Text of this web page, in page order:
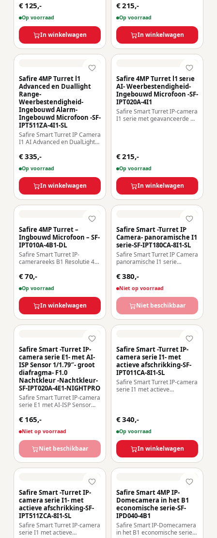
megapixel (2566×1440) Lens
microfoon | Detectiebereik 30
m AI: Classificatie van mens
en voertuig IP67 Waterdicht |
PoE (IEEE802.3af) | P2P
€ 125,-
Op voorraad
In winkelwagen
Gemotoriseerde lens
AI: Classificatie van mens en
voertuig Weerbestendigheid
IP67 | PoE (IEEE802.3af) |
P2P
€ 215,-
Op voorraad
In winkelwagen
Safire 4MP Turret l1
Advanced en Duallight
Range-
Weerbestendigheid-
Ingebouwd Alarm-
Ingebouwd Microfoon -SF-
IPT511ZA-4I1-SL
Safire Smart Turret IP Camera
I1 AI Advanced en DualLight
(2688×1520) Gemotoriseerde
WL 30m Geavanceerde AI:
Edge, Facial, Tellen, Metadata
IP66 | PoE.af | Actieve
afschrikking | Alarm
€ 335,-
Op voorraad
In winkelwagen
Safire 4MP Turret l1 serie
AI- Weerbestendigheid-
Ingebouwd Microfoon -SF-
IPT020A-4I1
Safire Smart Turret IP-camera
I1 serie met geavanceerde AI
metagegevens
Weerbestendigheid IP67 |
PoE (IEEE802.3af)
€ 215,-
Op voorraad
In winkelwagen
Safire 4MP Turret –
Ingbouwd Microfoon – SF-
IPT010A-4B1-DL
Safire Smart Turret IP-
camerareeks B1 Resolutie 4
2,8 mm | Geavanceerde
verlichting: IR + wit licht,
bereik 20 m | Microfoon IP67-
classificatie | PoE
(IEEE802.3af)
€ 70,-
Op voorraad
In winkelwagen
Safire Smart -Turret IP
Camera- panoramische I1
serie-SF-IPT180CA-8I1-SL
Safire Smart Turret IP Camera
panoramische I1 serie
(4320×1680) Lens 2×2.8 mm
luidspreker AI: Classificatie
van mens en voertuig
Weerbestendigheid IP67 |
PoE (IEEE802.3af)
€ 380,-
Niet op voorraad
Niet beschikbaar
Safire Smart -Turret IP-
camera serie E1- met AI-
ISP Sensor 1/1.79″- groot
diafragma- F1.0
Nachtkleur -Nachtkleur-
SF-IPT020A-4E1-NIGHTPRO
Safire Smart Turret IP-camera
serie E1 met AI-ISP Sensor
Nachtkleur X Resolutie 4
MicroSD Lens 2.8 mm |
Geïntegreerde microfoon |
LED 30m AI: Mens- en
voertuigclassificatie | Tellen
Weerb
€ 165,-
Niet op voorraad
Niet beschikbaar
Safire Smart -Turret IP-
camera serie I1- met
actieve afschrikking-SF-
IPT011CA-8I1-SL
Safire Smart Turret IP-camera
serie I1 met actieve
Dual Light 40m AI:
Classificatie van mens en
voertuig Weerbestendigheid
IP67 | PoE (IEEE802.3af)
€ 340,-
Op voorraad
In winkelwagen
Safire Smart -Turret IP-
camera serie I1- met
actieve afschrikking-SF-
IPT511ZCA-8I1-SL
Safire Smart Turret IP-camera
serie I1 met actieve
Safire Smart 4MP IP-
Domecamera in het B1
economische serie-SF-
IPD040-4B1
Safire Smart IP-Domecamera
in het B1 economische serie